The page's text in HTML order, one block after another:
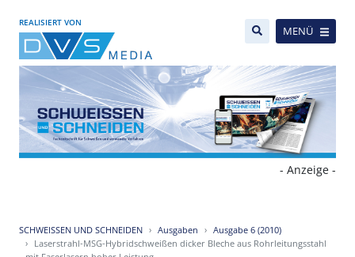
REALISIERT VON
MENÜ
- Anzeige -
SCHWEISSEN UND SCHNEIDEN Ausgaben
Ausgabe 6 (2010)
Laserstrahl-MSG-Hybridschweißen dicker Bleche aus Rohrleitungsstahl